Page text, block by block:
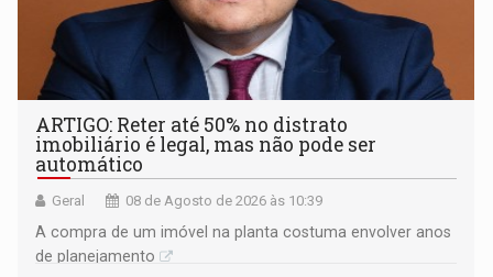
ARTIGO: Reter até 50% no distrato
imobiliário é legal, mas não pode ser
automático
Geral 08 de Agosto de 2026 às 10:39
A compra de um imóvel na planta costuma envolver anos
de planejamento